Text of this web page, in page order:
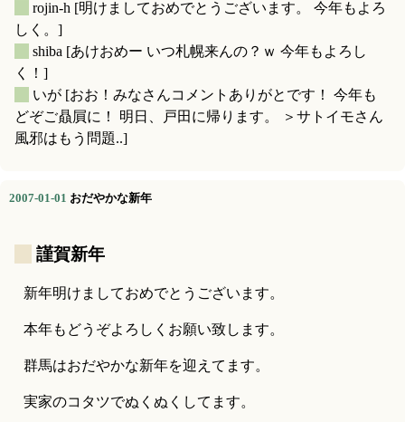
rojin-h [明けましておめでとうございます。 今年もよろ
しく。]
shiba [あけおめー いつ札幌来んの？ｗ 今年もよろし
く！]
いが [おお！みなさんコメントありがとです！ 今年も
どぞご贔屓に！ 明日、戸田に帰ります。 ＞サトイモさん
風邪はもう問題..]
2007-01-01 おだやかな新年
謹賀新年
新年明けましておめでとうございます。
本年もどうぞよろしくお願い致します。
群馬はおだやかな新年を迎えてます。
実家のコタツでぬくぬくしてます。